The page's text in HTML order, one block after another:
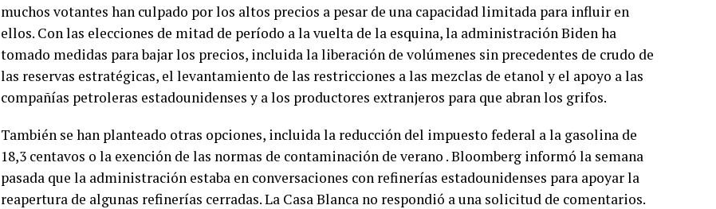
muchos votantes han culpado por los altos precios a pesar de una capacidad limitada para influir en
ellos. Con las elecciones de mitad de período a la vuelta de la esquina, la administración Biden ha
tomado medidas para bajar los precios, incluida la liberación de volúmenes sin precedentes de crudo de
las reservas estratégicas, el levantamiento de las restricciones a las mezclas de etanol y el apoyo a las
compañías petroleras estadounidenses y a los productores extranjeros para que abran los grifos.
También se han planteado otras opciones, incluida la reducción del impuesto federal a la gasolina de
18,3 centavos o la exención de las normas de contaminación de verano . Bloomberg informó la semana
pasada que la administración estaba en conversaciones con refinerías estadounidenses para apoyar la
reapertura de algunas refinerías cerradas. La Casa Blanca no respondió a una solicitud de comentarios.